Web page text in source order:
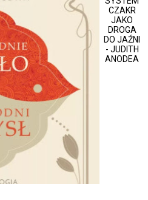
CZAKR
JAKO
DROGA
DO JAŹNI
- JUDITH
ANODEA